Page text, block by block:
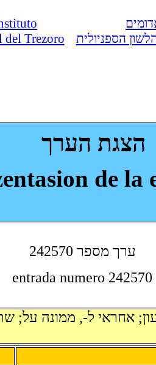
הספניולית
del Trezoro
הצגת הערך
de la
242570 ערך מספר
entrada numero 242570
אחראי ל-, ממונה על;